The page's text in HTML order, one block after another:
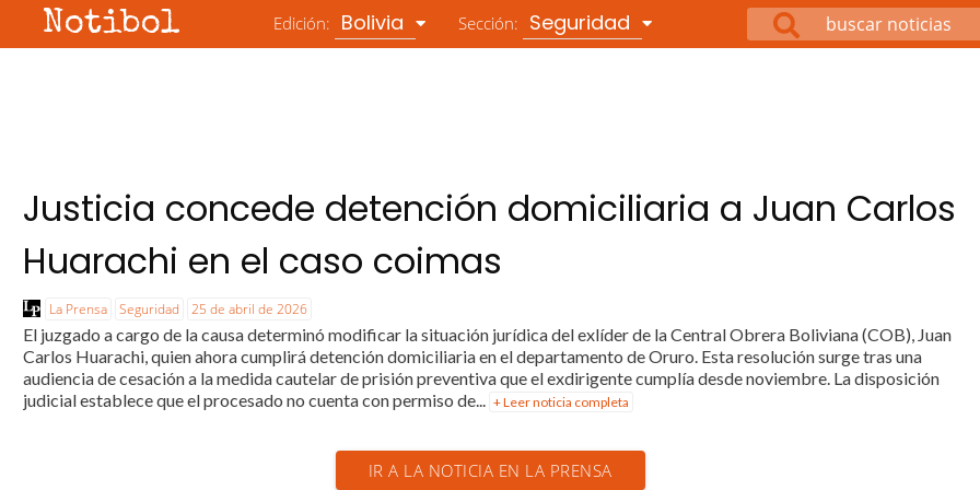
Notibol Edición: Bolivia Sección: Seguridad
Justicia concede detención domiciliaria a Juan Carlos
Huarachi en el caso coimas
La Prensa Seguridad 25 de abril de 2026
El juzgado a cargo de la causa determinó modificar la situación jurídica del exlíder de la Central Obrera Boliviana (COB), Juan
Carlos Huarachi, quien ahora cumplirá detención domiciliaria en el departamento de Oruro. Esta resolución surge tras una
audiencia de cesación a la medida cautelar de prisión preventiva que el exdirigente cumplía desde noviembre. La disposición
judicial establece que el procesado no cuenta con permiso de... + Leer noticia completa
IR A LA NOTICIA EN LA PRENSA